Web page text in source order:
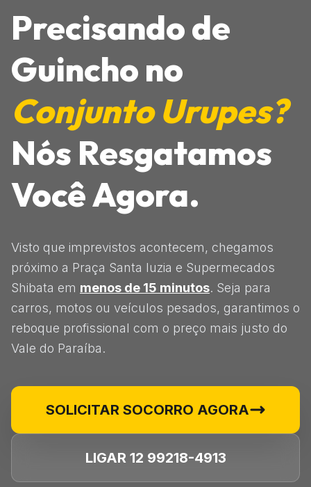
Precisando de
Guincho no
Conjunto Urupes?
Nós Resgatamos
Você Agora.
Visto que imprevistos acontecem, chegamos
próximo a Praça Santa luzia e Supermecados
Shibata em menos de 15 minutos. Seja para
carros, motos ou veículos pesados, garantimos o
reboque profissional com o preço mais justo do
Vale do Paraíba.
SOLICITAR SOCORRO AGORA
LIGAR 12 99218-4913